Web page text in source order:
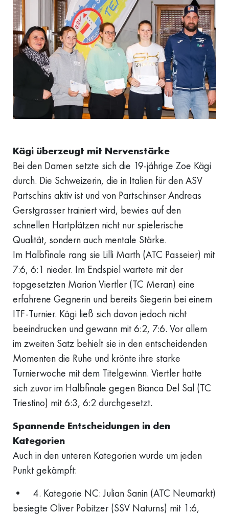
Kägi überzeugt mit Nervenstärke
Bei den Damen setzte sich die 19-jährige Zoe Kägi
durch. Die Schweizerin, die in Italien für den ASV
Partschins aktiv ist und von Partschinser Andreas
Gerstgrasser trainiert wird, bewies auf den
schnellen Hartplätzen nicht nur spielerische
Qualität, sondern auch mentale Stärke.
Im Halbfinale rang sie Lilli Marth (ATC Passeier) mit
7:6, 6:1 nieder. Im Endspiel wartete mit der
topgesetzten Marion Viertler (TC Meran) eine
erfahrene Gegnerin und bereits Siegerin bei einem
ITF-Turnier. Kägi ließ sich davon jedoch nicht
beeindrucken und gewann mit 6:2, 7:6. Vor allem
im zweiten Satz behielt sie in den entscheidenden
Momenten die Ruhe und krönte ihre starke
Turnierwoche mit dem Titelgewinn. Viertler hatte
sich zuvor im Halbfinale gegen Bianca Del Sal (TC
Triestino) mit 6:3, 6:2 durchgesetzt.
Spannende Entscheidungen in den
Kategorien
Auch in den unteren Kategorien wurde um jeden
Punkt gekämpft:
• 4. Kategorie NC: Julian Sanin (ATC Neumarkt)
besiegte Oliver Pobitzer (SSV Naturns) mit 1:6,